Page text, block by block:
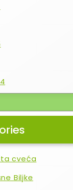
cveća
Biljke